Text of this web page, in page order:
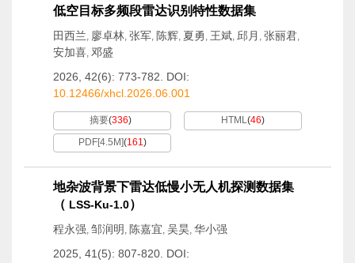
低空目标多频段雷达识别特性数据集
田西兰, 廖卓林, 张军, 陈辉, 夏勇, 王斌, 邱月 , 张丽君,
安加喜, 邓盛
2026, 42(6): 773-782.
DOI:
10.12466/xhcl.2026.06.001
摘要(336) HTML(46)
PDF[4.5M](161)
地杂波背景下雷达低慢小无人机探测数据集
（ LSS-Ku-1.0）
程永强, 邹润明 , 陈嘉宜, 吴昊, 华小强
2025, 41(5): 807-820. DOI: